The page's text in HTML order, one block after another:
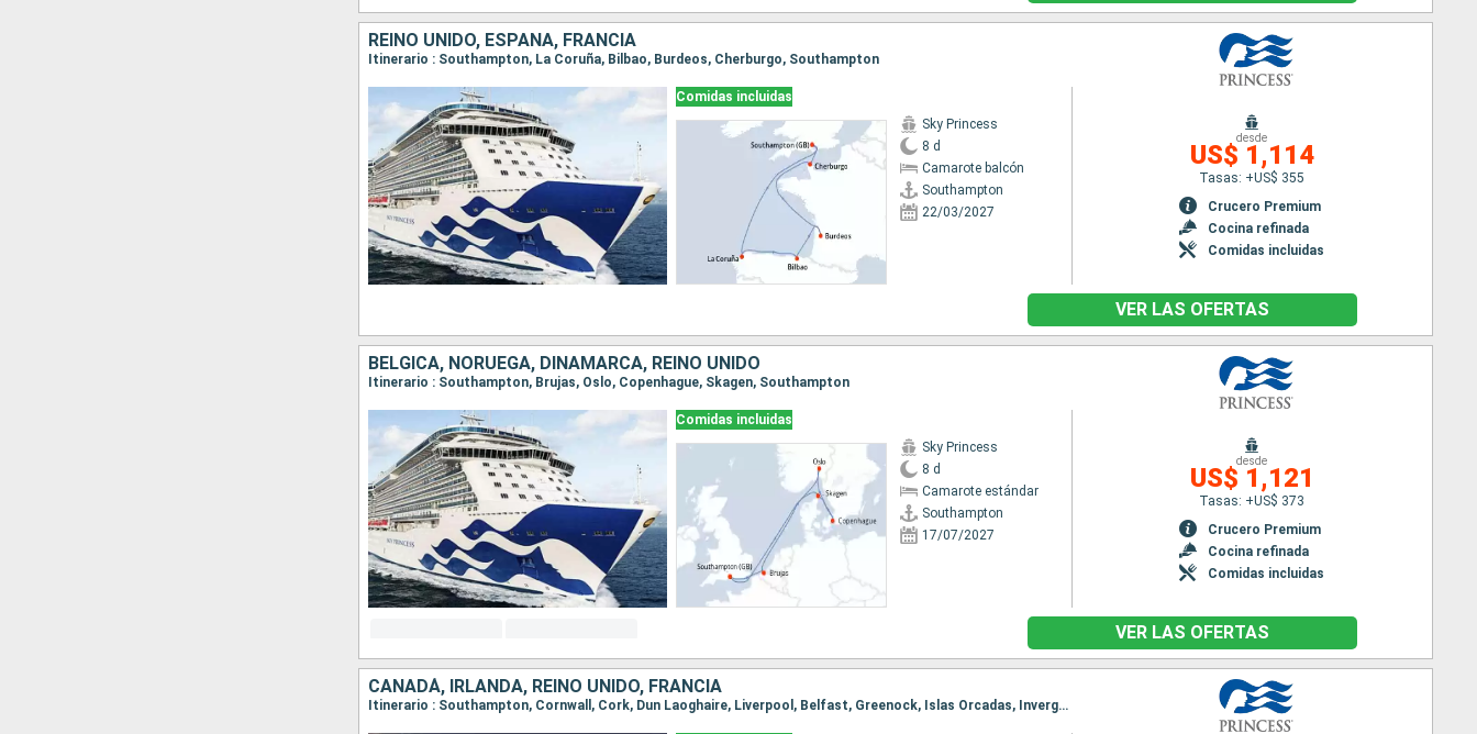
REINO UNIDO, ESPAÑA, FRANCIA
Itinerario : Southampton, La Coruña, Bilbao, Burdeos, Cherburgo, Southampton
Comidas incluidas
Sky Princess
8 d
Camarote balcón
Southampton
22/03/2027
desde
US$ 1,114
Tasas: +US$ 355
Crucero Premium
Cocina refinada
Comidas incluidas
VER LAS OFERTAS
BÉLGICA, NORUEGA, DINAMARCA, REINO UNIDO
Itinerario : Southampton, Brujas, Oslo, Copenhague, Skagen, Southampton
Comidas incluidas
Sky Princess
8 d
Camarote estándar
Southampton
17/07/2027
desde
US$ 1,121
Tasas: +US$ 373
Crucero Premium
Cocina refinada
Comidas incluidas
VER LAS OFERTAS
CANADÁ, IRLANDA, REINO UNIDO, FRANCIA
Itinerario : Southampton, Cornwall, Cork, Dun Laoghaire, Liverpool, Belfast, Greenock, Islas Orcadas, Invergordon, Le Havre, Southampton